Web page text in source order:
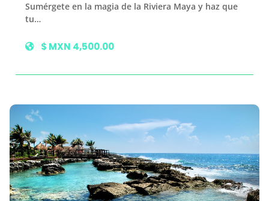
Sumérgete en la magia de la Riviera Maya y haz que
tu…
$ MXN 4,500.00